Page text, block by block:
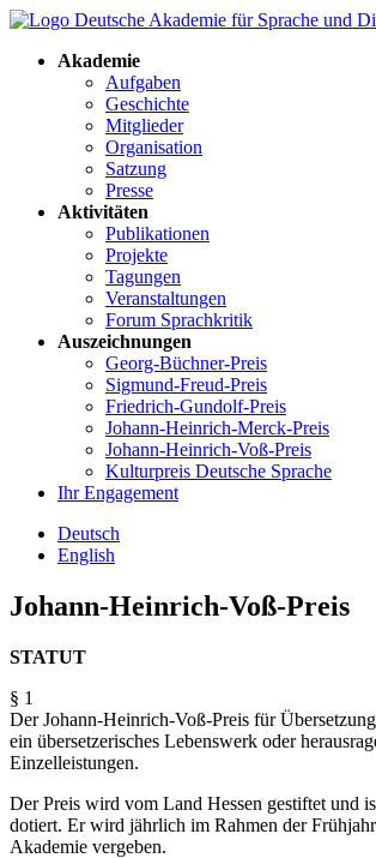
Akademie
Aufgaben
Geschichte
Mitglieder
Organisation
Satzung
Presse
Aktivitäten
Publikationen
Projekte
Tagungen
Veranstaltungen
Forum Sprachkritik
Auszeichnungen
Georg-Büchner-Preis
Sigmund-Freud-Preis
Friedrich-Gundolf-Preis
Johann-Heinrich-Merck-Preis
Johann-Heinrich-Voß-Preis
Kulturpreis Deutsche Sprache
Ihr Engagement
Deutsch
English
Johann-Heinrich-Voß-Preis
STATUT
§ 1
Der Johann-Heinrich-Voß-Preis für
ein übersetzerisches Lebenswerk oder
Einzelleistungen.
Der Preis wird vom Land Hessen gestiftet und
dotiert. Er wird jährlich im Rahmen der
Akademie vergeben.